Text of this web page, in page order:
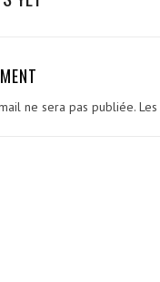
ne sera pas publiée.